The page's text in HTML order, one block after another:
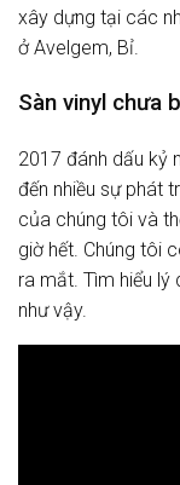
xây dựng tại các
ở Avelgem, Bỉ.
Sàn vinyl chưa
2017 đánh dấu kỷ
đến nhiều sự phát
của chúng tôi và
giờ hết. Chúng tôi
ra mắt. Tìm hiểu
như vậy.